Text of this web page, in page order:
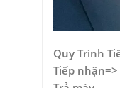
Quy Trình
Tiếp